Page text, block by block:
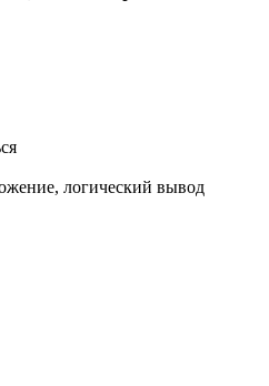
логический вывод